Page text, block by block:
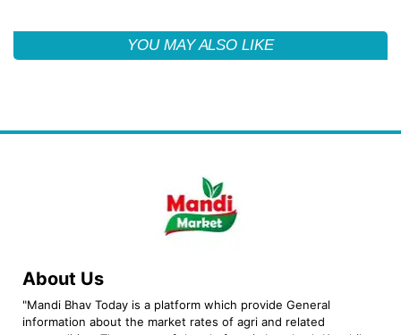
YOU MAY ALSO LIKE
About Us
"Mandi Bhav Today is a platform which provide General
information about the market rates of agri and related